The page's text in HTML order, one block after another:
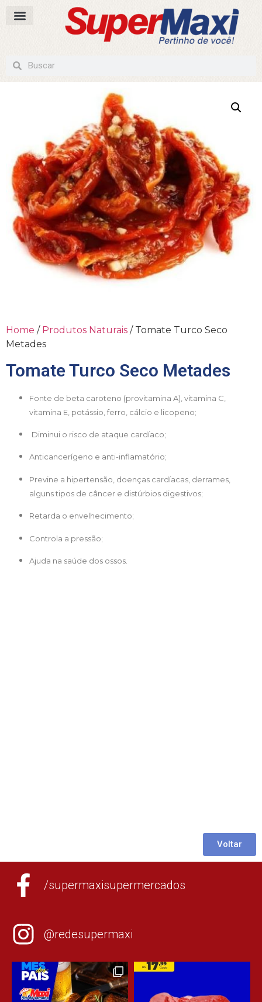
Home / Produtos Naturais / Tomate Turco Seco
Metades
Tomate Turco Seco Metades
Fonte de beta caroteno (provitamina A), vitamina C,
vitamina E, potássio, ferro, cálcio e licopeno;
Diminui o risco de ataque cardíaco;
Anticancerígeno e anti-inflamatório;
Previne a hipertensão, doenças cardíacas, derrames,
alguns tipos de câncer e distúrbios digestivos;
Retarda o envelhecimento;
Controla a pressão;
Ajuda na saúde dos ossos.
Voltar
/supermaxisupermercados
@redesupermaxi